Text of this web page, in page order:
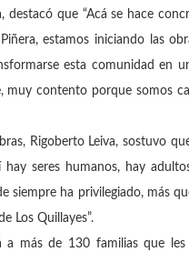
destacó que “Acá se hace
estamos iniciando las
esta comunidad en
muy contento porque somos
Rigoberto Leiva, sostuvo
seres humanos, hay
siempre ha privilegiado, más
Los Quillayes”.
a más de 130 familias que